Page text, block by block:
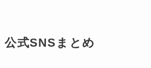
公式SNSまとめ